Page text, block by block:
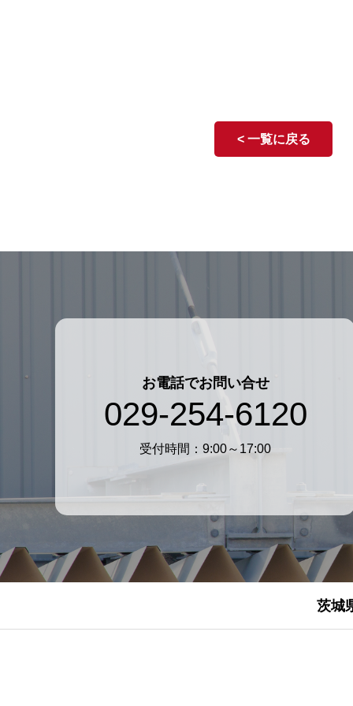
< 一覧に戻る
お電話でお問い合せ
029-254-6120
受付時間：9:00～17:00
茨城